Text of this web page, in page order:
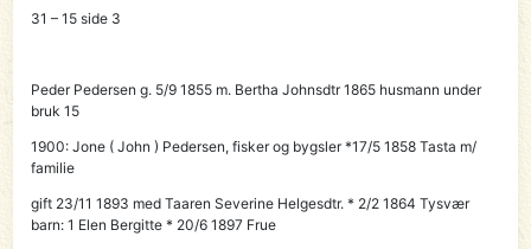
31 – 15 side 3
Peder Pedersen g. 5/9 1855 m. Bertha Johnsdtr 1865 husmann under
bruk 15
1900:Jone ( John ) Pedersen, fisker og bygsler *17/5 1858 Tasta m/
familie
gift 23/11 1893 med Taaren Severine Helgesdtr. * 2/2 1864 Tysvær
barn: 1 Elen Bergitte * 20/6 1897 Frue